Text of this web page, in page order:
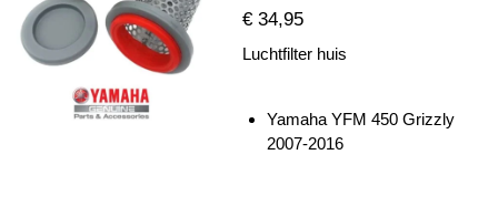
€ 34,95
Luchtfilter huis
Yamaha YFM 450 Grizzly
2007-2016